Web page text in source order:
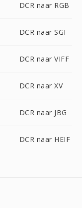
DCR naar RGB
DCR naar SGI
DCR naar VIFF
DCR naar XV
DCR naar JBG
DCR naar HEIF